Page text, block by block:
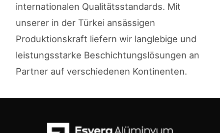
internationalen Qualitätsstandards. Mit
unserer in der Türkei ansässigen
Produktionskraft liefern wir langlebige und
leistungsstarke Beschichtungslösungen an
Partner auf verschiedenen Kontinenten.